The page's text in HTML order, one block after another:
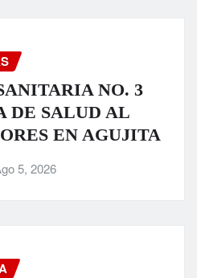
NO. 3
DE SALUD AL
EN AGUJITA
5, 2026